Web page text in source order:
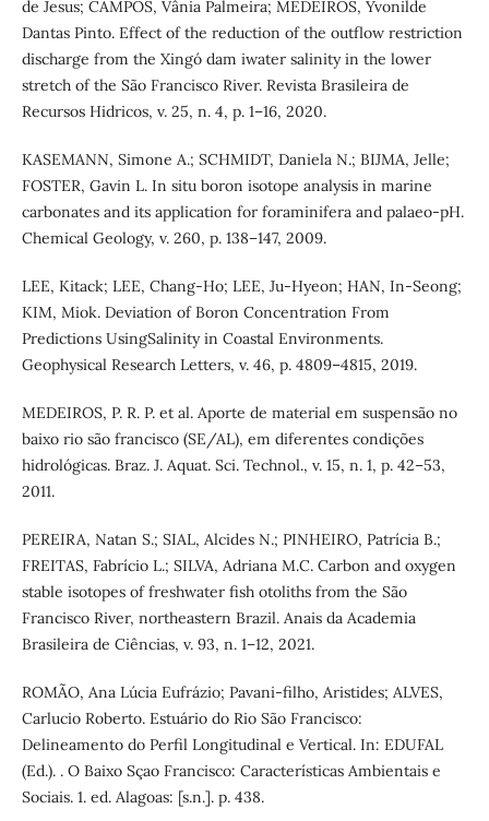
de Jesus; CAMPOS, Vânia Palmeira; MEDEIROS, Yvonilde
Dantas Pinto. Effect of the reduction of the outflow restriction
discharge from the Xingó dam iwater salinity in the lower
stretch of the São Francisco River. Revista Brasileira de
Recursos Hidricos, v. 25, n. 4, p. 1–16, 2020.
KASEMANN, Simone A.; SCHMIDT, Daniela N.; BIJMA, Jelle;
FOSTER, Gavin L. In situ boron isotope analysis in marine
carbonates and its application for foraminifera and palaeo-pH.
Chemical Geology, v. 260, p. 138–147, 2009.
LEE, Kitack; LEE, Chang‐Ho; LEE, Ju‐Hyeon; HAN, In‐Seong;
KIM, Miok. Deviation of Boron Concentration From
Predictions UsingSalinity in Coastal Environments.
Geophysical Research Letters, v. 46, p. 4809–4815, 2019.
MEDEIROS, P. R. P. et al. Aporte de material em suspensão no
baixo rio são francisco (SE/AL), em diferentes condições
hidrológicas. Braz. J. Aquat. Sci. Technol., v. 15, n. 1, p. 42–53,
2011.
PEREIRA, Natan S.; SIAL, Alcides N.; PINHEIRO, Patrícia B.;
FREITAS, Fabrício L.; SILVA, Adriana M.C. Carbon and oxygen
stable isotopes of freshwater fish otoliths from the São
Francisco River, northeastern Brazil. Anais da Academia
Brasileira de Ciências, v. 93, n. 1–12, 2021.
ROMÃO, Ana Lúcia Eufrázio; Pavani-filho, Aristides; ALVES,
Carlucio Roberto. Estuário do Rio São Francisco:
Delineamento do Perfil Longitudinal e Vertical. In: EDUFAL
(Ed.). . O Baixo Sçao Francisco: Características Ambientais e
Sociais. 1. ed. Alagoas: [s.n.]. p. 438.